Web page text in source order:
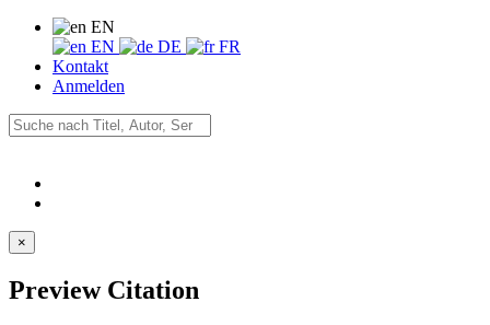
EN
EN
DE
FR
Kontakt
Anmelden
×
Preview Citation